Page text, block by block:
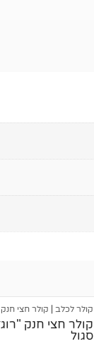
קולר לכלב קולר חצי חנק
סגול